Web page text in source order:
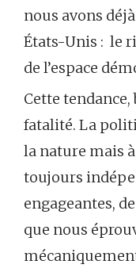
nous avons
États-Unis : le
de l’espace
Cette tendance,
fatalité. La
la nature mais
toujours
engageantes,
que nous